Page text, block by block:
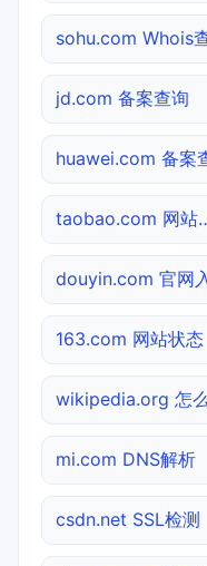
sohu.com Whois
jd.com 备案查询
163.com 网站状态
mi.com DNS解析
csdn.net SSL检测